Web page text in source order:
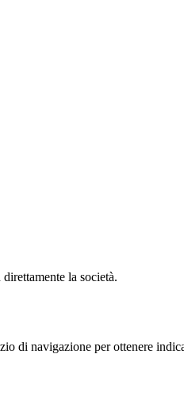
la società.
di navigazione per ottenere